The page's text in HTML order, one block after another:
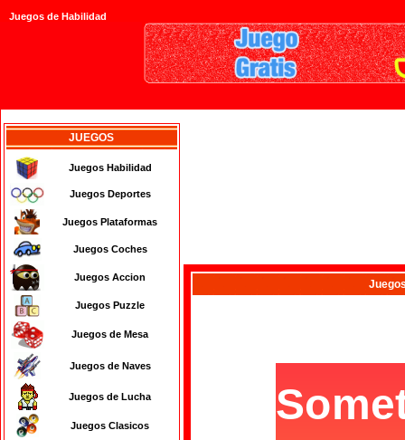
Juegos de Habilidad
JUEGOS
Juegos Habilidad
Juegos Deportes
Juegos Plataformas
Juegos Coches
Juegos Accion
Juegos Puzzle
Juegos de Mesa
Juegos de Naves
Juegos de Lucha
Juegos Clasicos